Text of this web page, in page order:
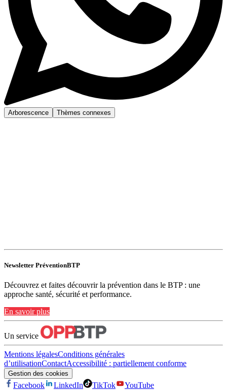
Arborescence Thèmes connexes
Newsletter PréventionBTP
Découvrez et faites découvrir la prévention dans le BTP : une
approche santé, sécurité et performance.
En savoir plus
Un service
Mentions légalesConditions générales
d’utilisationContactAccessibilité : partiellement conforme
Gestion des cookies
Facebook LinkedIn TikTok
YouTube